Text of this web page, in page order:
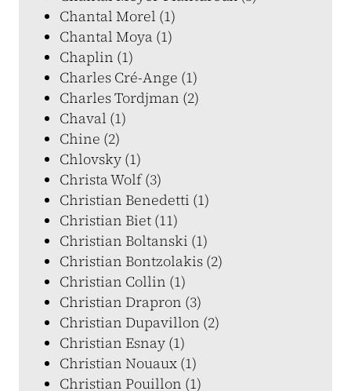
Chantal Morel (1)
Chantal Moya (1)
Chaplin (1)
Charles Cré-Ange (1)
Charles Tordjman (2)
Chaval (1)
Chine (2)
Chlovsky (1)
Christa Wolf (3)
Christian Benedetti (1)
Christian Biet (11)
Christian Boltanski (1)
Christian Bontzolakis (2)
Christian Collin (1)
Christian Drapron (3)
Christian Dupavillon (2)
Christian Esnay (1)
Christian Nouaux (1)
Christian Pouillon (1)